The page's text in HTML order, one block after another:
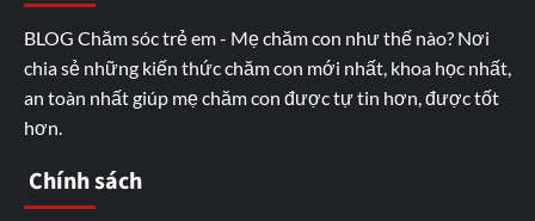
BLOG Chăm sóc trẻ em - Mẹ chăm con như thế nào? Nơi
chia sẻ những kiến thức chăm con mới nhất, khoa học nhất,
an toàn nhất giúp mẹ chăm con được tự tin hơn, được tốt
hơn.
Chính sách